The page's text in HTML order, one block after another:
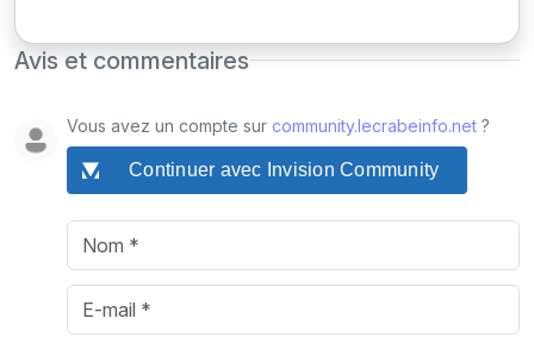
Avis et commentaires
Vous avez un compte sur community.lecrabeinfo.net ?
Continuer avec Invision Community